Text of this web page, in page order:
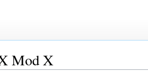
Mod X